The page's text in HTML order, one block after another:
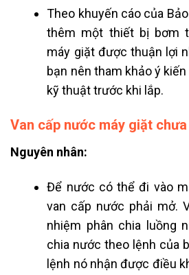
Theo khuyến cáo của
thêm một thiết bị bơm
máy giặt được thuận lợi
bạn nên tham khảo ý
kỹ thuật trước khi lắp.
Van cấp nước máy giặt
Nguyên nhân:
Để nước có thể đi vào
van cấp nước phải mở.
nhiệm phân chia luồng
chia nước theo lệnh của
lệnh nó nhận được điều